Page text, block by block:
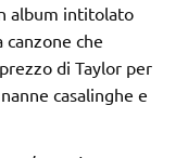
album intitolato
canzone che
di Taylor per
casalinghe e